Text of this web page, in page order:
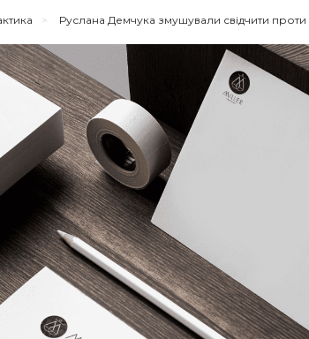
> Руслана Демчука змушували свідчити